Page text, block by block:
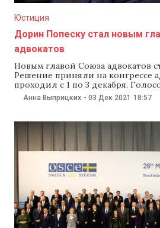
Юстиция
Дорин Попеску стал новым
адвокатов
Новым главой Союза адвокатов
Решение приняли на конгрессе
проходил с 1 по 3 декабря.
онлайн режиме. Об этом сообщил
правозащитник Вадим Виеру.
Молдовы Дорина Попеску», —
странице в Facebook.
Анна Выприцких - 03 Дек 2021 18:57